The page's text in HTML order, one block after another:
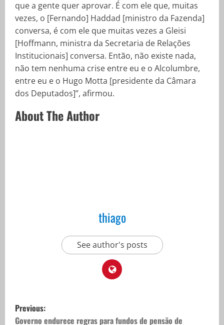
que a gente quer aprovar. É com ele que, muitas
vezes, o [Fernando] Haddad [ministro da Fazenda]
conversa, é com ele que muitas vezes a Gleisi
[Hoffmann, ministra da Secretaria de Relações
Institucionais] conversa. Então, não existe nada,
não tem nenhuma crise entre eu e o Alcolumbre,
entre eu e o Hugo Motta [presidente da Câmara
dos Deputados]”, afirmou.
About The Author
thiago
See author's posts
P
Previous:
Governo endurece regras para fundos de pensão de